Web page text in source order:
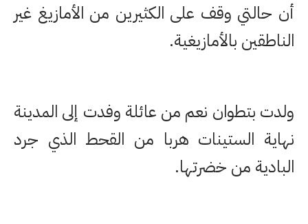
أن حالتي وقف على الكثيرين من الأمازيغ غير
الناطقين بالأمازيغية.
ولدت بتطوان نعم من عائلة وفدت إلى المدينة
نهاية الستينات هربا من القحط الذي جرد
البادية من خضرتها.